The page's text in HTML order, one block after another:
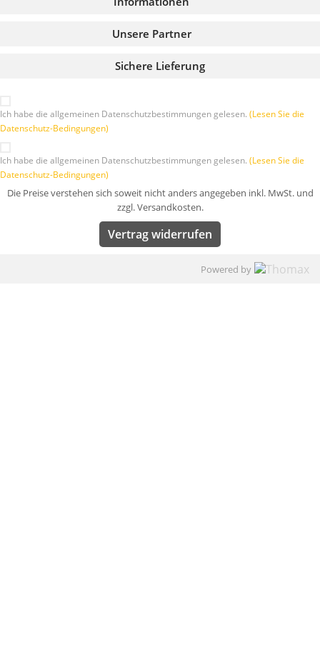
Sichere Lieferung
Unsere Partner
Ich habe die allgemeinen Datenschutzbestimmungen gelesen. (Lesen Sie die
Datenschutz-Bedingungen)
Ich habe die allgemeinen Datenschutzbestimmungen gelesen. (Lesen Sie die
Datenschutz-Bedingungen)
Die Preise verstehen sich soweit nicht anders angegeben inkl. MwSt. und
zzgl. Versandkosten.
Vertrag widerrufen
Powered by